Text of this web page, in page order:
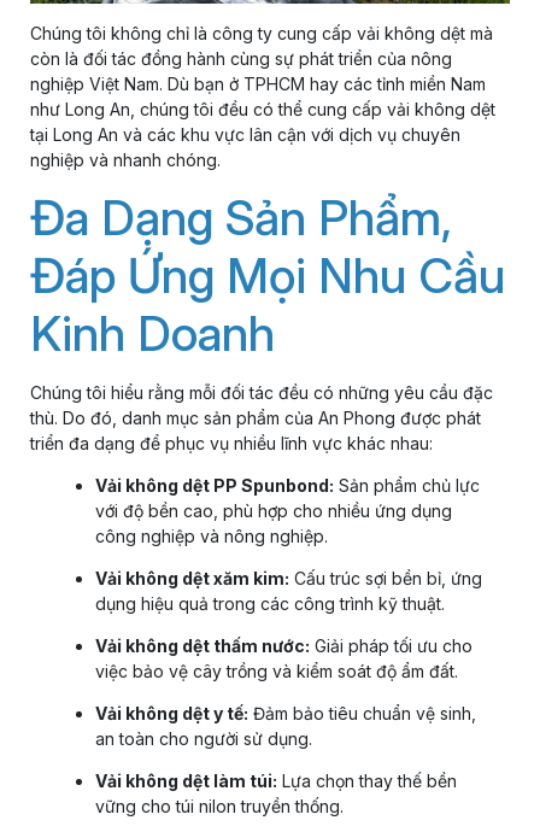
Chúng tôi không chỉ là công ty cung cấp vải không dệt mà
còn là đối tác đồng hành cùng sự phát triển của nông
nghiệp Việt Nam. Dù bạn ở TPHCM hay các tỉnh miền Nam
như Long An, chúng tôi đều có thể cung cấp vải không dệt
tại Long An và các khu vực lân cận với dịch vụ chuyên
nghiệp và nhanh chóng.
Đa Dạng Sản Phẩm,
Đáp Ứng Mọi Nhu Cầu
Kinh Doanh
Chúng tôi hiểu rằng mỗi đối tác đều có những yêu cầu đặc
thù. Do đó, danh mục sản phẩm của An Phong được phát
triển đa dạng để phục vụ nhiều lĩnh vực khác nhau:
Vải không dệt PP Spunbond: Sản phẩm chủ lực
với độ bền cao, phù hợp cho nhiều ứng dụng
công nghiệp và nông nghiệp.
Vải không dệt xăm kim: Cấu trúc sợi bền bỉ, ứng
dụng hiệu quả trong các công trình kỹ thuật.
Vải không dệt thấm nước: Giải pháp tối ưu cho
việc bảo vệ cây trồng và kiểm soát độ ẩm đất.
Vải không dệt y tế: Đảm bảo tiêu chuẩn vệ sinh,
an toàn cho người sử dụng.
Vải không dệt làm túi: Lựa chọn thay thế bền
vững cho túi nilon truyền thống.